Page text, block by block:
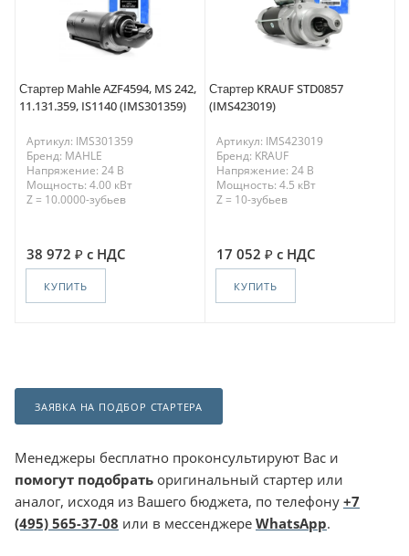
Стартер Mahle AZF4594, MS 242,
11.131.359, IS1140 (IMS301359)
Артикул: IMS301359
Бренд: MAHLE
Напряжение: 24 В
Мощность: 4.00 кВт
Z = 10.0000-зубьев
38 972 с НДС
КУПИТЬ
Стартер KRAUF STD0857
(IMS423019)
Артикул: IMS423019
Бренд: KRAUF
Напряжение: 24 В
Мощность: 4.5 кВт
Z = 10-зубьев
17 052 с НДС
КУПИТЬ
ЗАЯВКА НА ПОДБОР СТАРТЕРА
Менеджеры бесплатно проконсультируют Вас и
помогут подобрать оригинальный стартер или
аналог, исходя из Вашего бюджета, по телефону +7
(495) 565-37-08 или в мессенджере WhatsApp.